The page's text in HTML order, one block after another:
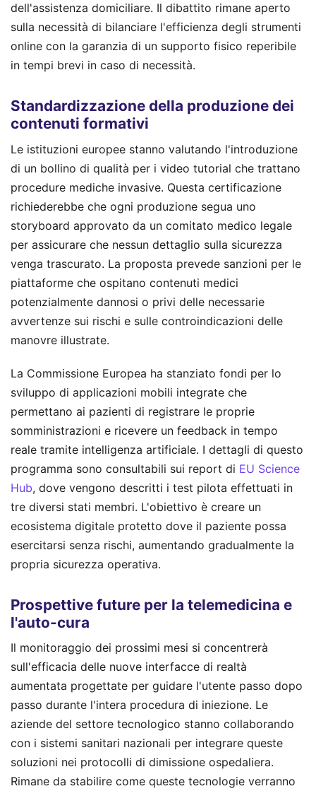
dell'assistenza domiciliare. Il dibattito rimane aperto
sulla necessità di bilanciare l'efficienza degli strumenti
online con la garanzia di un supporto fisico reperibile
in tempi brevi in caso di necessità.
Standardizzazione della produzione dei
contenuti formativi
Le istituzioni europee stanno valutando l'introduzione
di un bollino di qualità per i video tutorial che trattano
procedure mediche invasive. Questa certificazione
richiederebbe che ogni produzione segua uno
storyboard approvato da un comitato medico legale
per assicurare che nessun dettaglio sulla sicurezza
venga trascurato. La proposta prevede sanzioni per le
piattaforme che ospitano contenuti medici
potenzialmente dannosi o privi delle necessarie
avvertenze sui rischi e sulle controindicazioni delle
manovre illustrate.
La Commissione Europea ha stanziato fondi per lo
sviluppo di applicazioni mobili integrate che
permettano ai pazienti di registrare le proprie
somministrazioni e ricevere un feedback in tempo
reale tramite intelligenza artificiale. I dettagli di questo
programma sono consultabili sui report di EU Science
Hub, dove vengono descritti i test pilota effettuati in
tre diversi stati membri. L'obiettivo è creare un
ecosistema digitale protetto dove il paziente possa
esercitarsi senza rischi, aumentando gradualmente la
propria sicurezza operativa.
Prospettive future per la telemedicina e
l'auto-cura
Il monitoraggio dei prossimi mesi si concentrerà
sull'efficacia delle nuove interfacce di realtà
aumentata progettate per guidare l'utente passo dopo
passo durante l'intera procedura di iniezione. Le
aziende del settore tecnologico stanno collaborando
con i sistemi sanitari nazionali per integrare queste
soluzioni nei protocolli di dimissione ospedaliera.
Rimane da stabilire come queste tecnologie verranno